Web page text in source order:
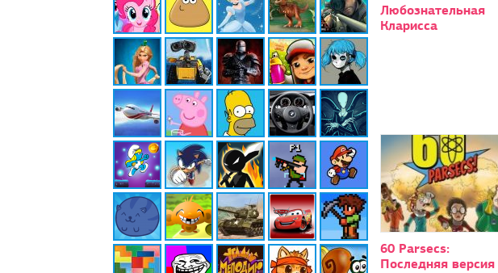
Любознательная
Кларисса
60 Parsecs:
Последняя версия